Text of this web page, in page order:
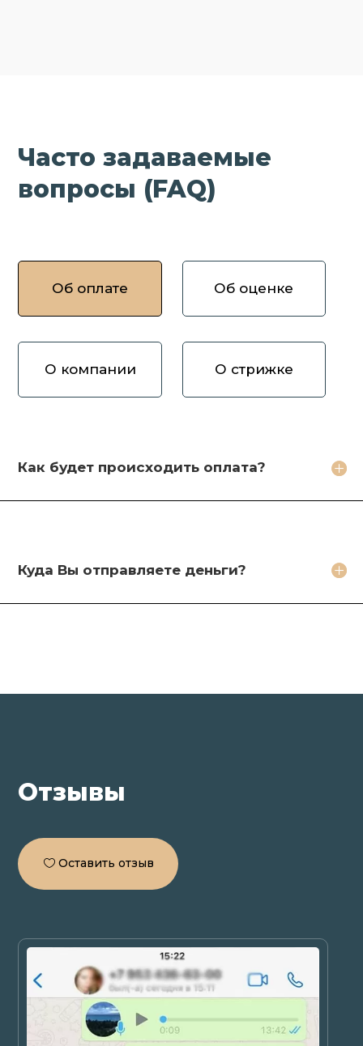
Часто задаваемые
вопросы (FAQ)
Об оплате Об оценке
О компании О стрижке
Как будет происходить оплата?
Куда Вы отправляете деньги?
Как вы оцениваете волосы?
Какое фото необходимо сделать?
Зачем продавать волосы Вам?
Какие бонусы я получу?
Кто будет стричь мои волосы?
Отзывы
Оставить отзыв